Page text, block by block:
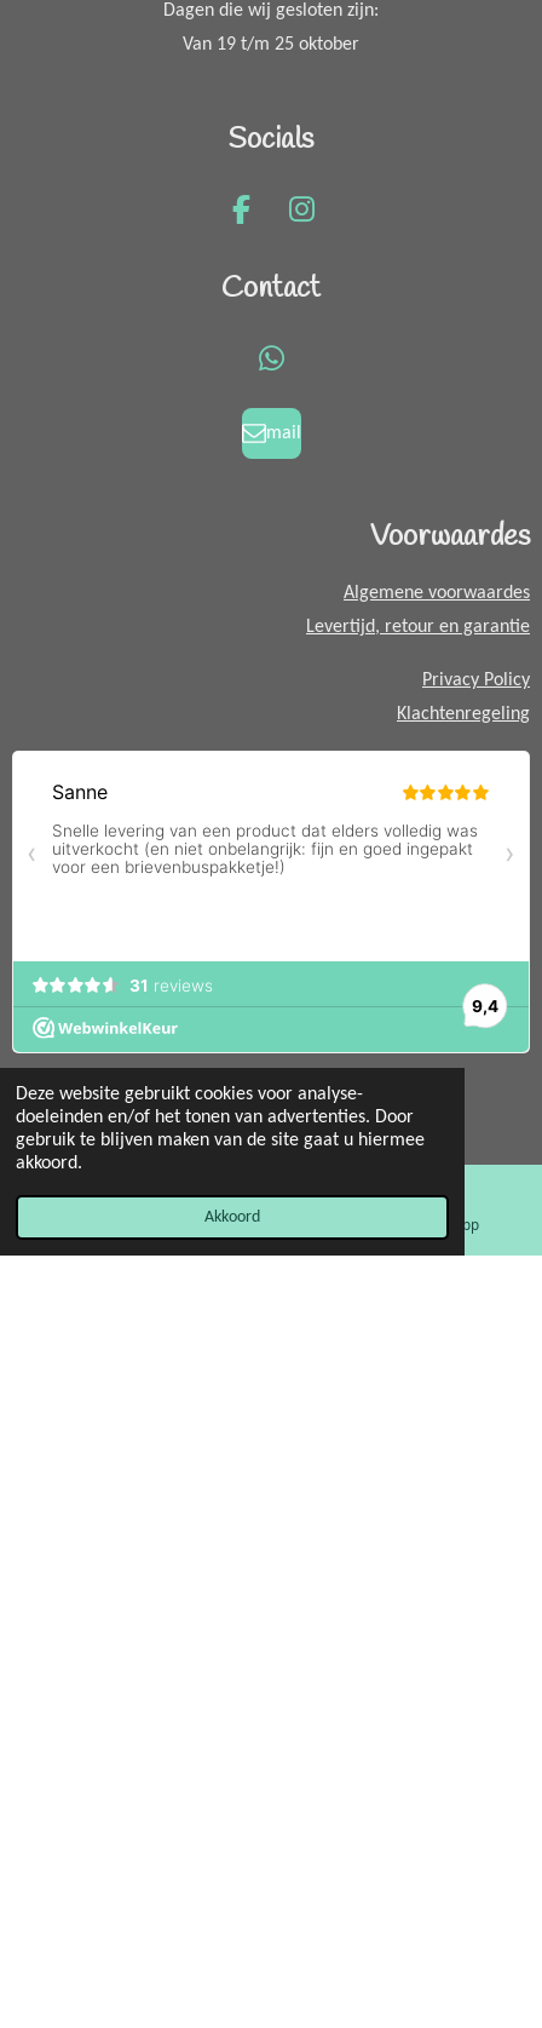
Deze website gebruikt cookies voor analyse-
doeleinden en/of het tonen van advertenties. Door
gebruik te blijven maken van de site gaat u hiermee
akkoord.
Akkoord
Dagen die wij gesloten zijn:
Van 19 t/m 25 oktober
Socials
F
c
k
I
s
a
m
Contact
W
a
t
mail
Voorwaardes
Algemene voorwaardes
Levertijd, retour en garantie
Privacy Policy
Klachtenregeling
© 2022 - 2026 Mint 11 giftstore
Powered byJouwWeb
Facebook WhatsApp